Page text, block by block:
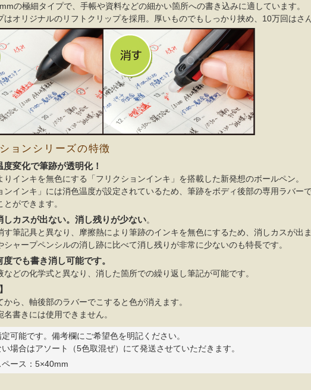
の極細タイプで、手帳や資料などの細かい箇所への書き込みに適しています。
はオリジナルのリフトクリップを採用。厚いものでもしっかり挟め、10万回はさ
ョンシリーズの特徴
度変化で筆跡が透明化！
りインキを無色にする「フリクションインキ」を搭載した新発想のボールペン。
ンインキ」には消色温度が設定されているため、筆跡をボディ後部の専用ラバー
ができます。
しカスが出ない。消し残りが少ない。
す筆記具と異なり、摩擦熱により筆跡のインキを無色にするため、消しカスが出ま
シャープペンシルの消し跡に比べて消し残りが非常に少ないのも特長です。
度でも書き消し可能です。
などの化学式と異なり、消した箇所での繰り返し筆記が可能です。
から、軸後部のラバーでこすると色が消えます。
書きには使用できません。
可能です。備考欄にご希望色を明記ください。
場合はアソート（5色取混ぜ）にて発送させていただきます。
ース：5×40mm